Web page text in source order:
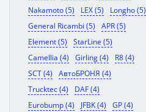
Nakamoto (5)
LEX (5)
Longho (5)
General Ricambi (5)
APR (5)
Element (5)
StarLine (5)
Camellia (4)
Girling (4)
R8 (4)
SCT (4)
АвтоБРОНЯ (4)
Trucktec (4)
DAF (4)
Eurobump (4)
JFBK (4)
GP (4)